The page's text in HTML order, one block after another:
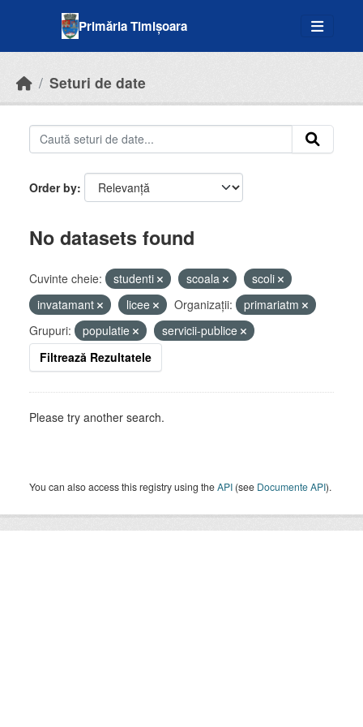
Primăria Timișoara
Seturi de date
Order by
No datasets found
Cuvinte cheie: studenti scoala
scoli
invatamant
licee Organizații:
primariatm
Grupuri:
populatie
servicii-publice
Filtrează Rezultatele
Please try another search.
You can also access this registry using theAPI (see Documente API).